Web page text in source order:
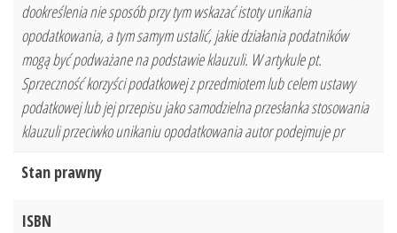
dookreślenia nie sposób przy tym wskazać istoty unikania
opodatkowania, a tym samym ustalić, jakie działania podatników
mogą być podważane na podstawie klauzuli. W artykule pt.
Sprzeczność korzyści podatkowej z przedmiotem lub celem ustawy
podatkowej lub jej przepisu jako samodzielna przesłanka stosowania
klauzuli przeciwko unikaniu opodatkowania autor podejmuje pr
Stan prawny
ISBN